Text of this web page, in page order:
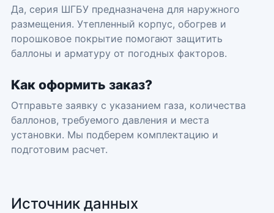
Да, серия ШГБУ предназначена для наружного
размещения. Утепленный корпус, обогрев и
порошковое покрытие помогают защитить
баллоны и арматуру от погодных факторов.
Как оформить заказ?
Отправьте заявку с указанием газа, количества
баллонов, требуемого давления и места
установки. Мы подберем комплектацию и
подготовим расчет.
Источник данных